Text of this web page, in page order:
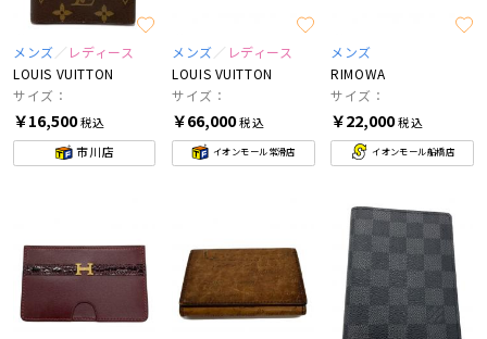
メンズ
レディース
LOUIS VUITTON
サイズ：
￥16,500税込
市川店
メンズ
レディース
LOUIS VUITTON
サイズ：
￥66,000税込
イオンモール常滑店
メンズ
RIMOWA
サイズ：
￥22,000税込
イオンモール船橋店